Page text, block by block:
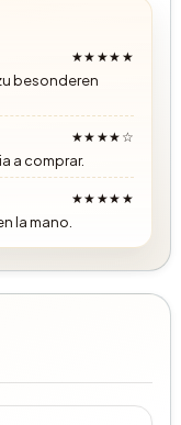
★★★★★
besonderen
★★★★☆
a comprar.
★★★★★
la mano.